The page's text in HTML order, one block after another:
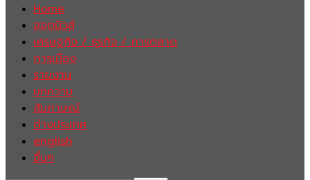
Home
ฮอตนิวส์
เศรษฐกิจ / ธุรกิจ / การตลาด
การเมือง
รายงาน
บทความ
สัมภาษณ์
ต่างประเทศ
english
อื่นๆ